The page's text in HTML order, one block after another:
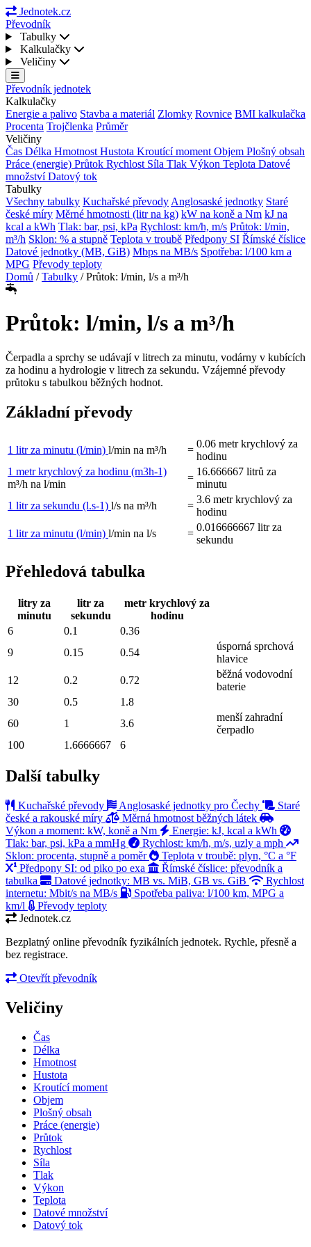
Jednotek.cz
Převodník
Tabulky
Kalkulačky
Veličiny
Převodník jednotek
Kalkulačky
Energie a palivo Stavba a materiál Zlomky Rovnice BMI kalkulačka
Procenta Trojčlenka Průměr
Veličiny
Čas Délka Hmotnost Hustota Kroutící moment Objem Plošný obsah
Práce (energie) Průtok Rychlost Síla Tlak Výkon Teplota Datové
množstvíDatový tok
Tabulky
Všechny tabulky Kuchařské převody Anglosaské jednotky Staré
české míry Měrné hmotnosti (litr na kg) kW na koně a Nm kJ na
kcal a kWh Tlak: bar, psi, kPa Rychlost: km/h, m/s Průtok: l/min,
m³/h Sklon: % a stupně Teplota v troubě Předpony SI Římské číslice
Datové jednotky (MB, GiB) Mbps na MB/s Spotřeba: l/100 km a
MPG Převody teploty
Domů / Tabulky / Průtok: l/min, l/s a m³/h
Průtok: l/min, l/s a m³/h
Čerpadla a sprchy se udávají v litrech za minutu, vodárny v kubících
za hodinu a hydrologie v litrech za sekundu. Vzájemné převody
průtoku s tabulkou běžných hodnot.
Základní převody
1 litr za minutu (l/min) l/min na m³/h =
0.06 metr krychlový za
hodinu
1 metr krychlový za hodinu (m3h-1)
m³/h na l/min
=
16.666667 litrů za
minutu
1 litr za sekundu (l.s-1) l/s na m³/h =
3.6 metr krychlový za
hodinu
1 litr za minutu (l/min) l/min na l/s =
0.016666667 litr za
sekundu
Přehledová tabulka
litry za
minutu
litr za
sekundu
metr krychlový za
hodinu
6
0.1
0.36
9
0.15 0.54
úsporná sprchová
hlavice
12
0.2 0.72
běžná vodovodní
baterie
30
0.5
1.8
60
1 3.6
menší zahradní
čerpadlo
100
1.6666667 6
Další tabulky
Kuchařské převody Anglosaské jednotky pro Čechy
Staré
české a rakouské míry
Měrná hmotnost běžných látek
Výkon a moment: kW, koně a Nm
Energie: kJ, kcal a kWh
Tlak: bar, psi, kPa a mmHg
Rychlost: km/h, m/s, uzly a mph
Sklon: procenta, stupně a poměr
Teplota v troubě: plyn, °C a °F
Předpony SI: od piko po exa
Římské číslice: převodník a
tabulka
Datové jednotky: MB vs. MiB, GB vs. GiB
Rychlost
internetu: Mbit/s na MB/s
Spotřeba paliva: l/100 km, MPG a
km/l
Převody teploty
Jednotek.cz
Bezplatný online převodník fyzikálních jednotek. Rychle, přesně a
bez registrace.
Otevřít převodník
Veličiny
Čas
Délka
Hmotnost
Hustota
Kroutící moment
Objem
Plošný obsah
Práce (energie)
Průtok
Rychlost
Síla
Tlak
Výkon
Teplota
Datové množství
Datový tok